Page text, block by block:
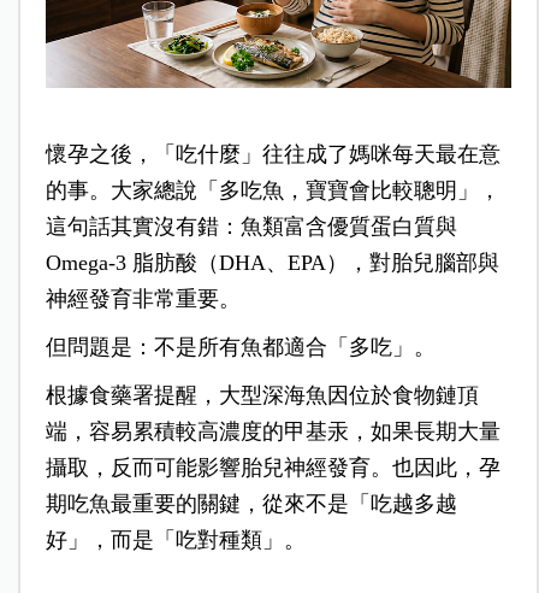
懷孕之後，「吃什麼」往往成了媽咪每天最在意
的事。大家總說「多吃魚，寶寶會比較聰明」，
這句話其實沒有錯：魚類富含優質蛋白質與
Omega-3 脂肪酸（DHA、EPA），對胎兒腦部與
神經發育非常重要。
但問題是：不是所有魚都適合「多吃」。
根據食藥署提醒，大型深海魚因位於食物鏈頂
端，容易累積較高濃度的甲基汞，如果長期大量
攝取，反而可能影響胎兒神經發育。也因此，孕
期吃魚最重要的關鍵，從來不是「吃越多越
好」，而是「吃對種類」。